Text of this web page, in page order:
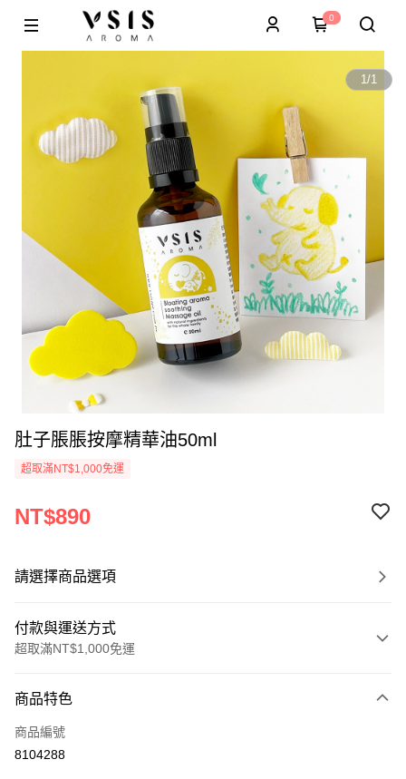
0
1/1
肚子脹脹按摩精華油50ml
超取滿NT$1,000免運
NT$890
請選擇商品選項
付款與運送方式
超取滿NT$1,000免運
信用卡一次付款
超商取貨付款
商品特色
商品編號
8104288